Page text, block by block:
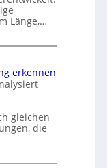
Länge,…
erkennen
gleichen
die